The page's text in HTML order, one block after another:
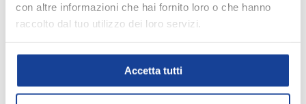
con altre informazioni che hai fornito loro o che hanno
raccolto dal tuo utilizzo dei loro servizi.
Accetta tutti
DESCRIZIONE
permette di visualizzare mappe e statistiche dettagliate.
Con un'autonomia fino a 20 ore, è perfetto per le uscite